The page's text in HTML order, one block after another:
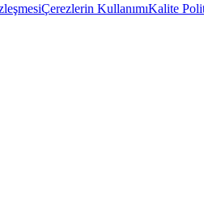
Çerezlerin KullanımıKalite